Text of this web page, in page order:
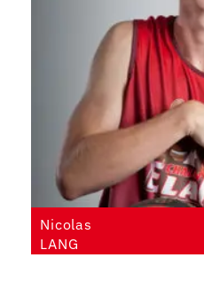
Nicolas
LANG